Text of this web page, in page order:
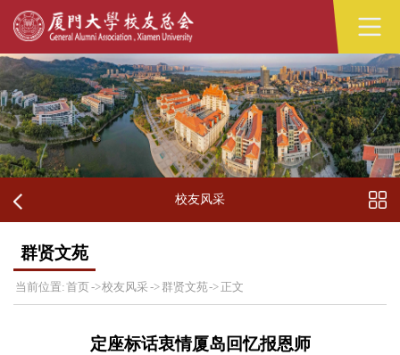
校友风采
群贤文苑
当前位置:首页->校友风采-> 群贤文苑-> 正文
定座标话衷情厦岛回忆报恩师